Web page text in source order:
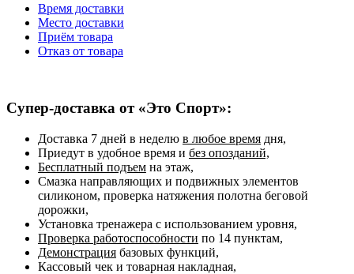
Время доставки
Место доставки
Приём товара
Отказ от товара
Супер-доставка от «Это Спорт»:
Доставка 7 дней в неделю в любое время дня,
Приедут в удобное время и без опозданий,
Бесплатный подъем на этаж,
Смазка направляющих и подвижных элементов
силиконом, проверка натяжения полотна беговой
дорожки,
Установка тренажера с использованием уровня,
Проверка работоспособности по 14 пунктам,
Демонстрация базовых функций,
Кассовый чек и товарная накладная,